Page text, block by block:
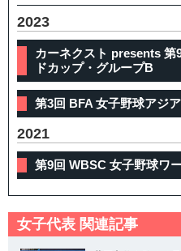
2023
カーネクスト presents
ドカップ・グループB
第3回 BFA 女子野球アジ
2021
第9回 WBSC 女子野球ワ
女子代表 関連記事